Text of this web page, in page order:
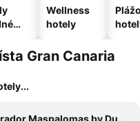
Wellness
hotely
Gran Canaria
Maspalomas by Dunas